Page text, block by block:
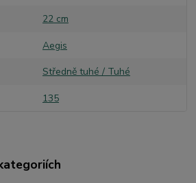
22 cm
Aegis
Středně tuhé / Tuhé
135